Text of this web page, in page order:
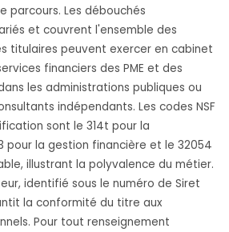
parcours. Les débouchés
et couvrent l'ensemble des
titulaires peuvent exercer en cabinet
financiers des PME et des
les administrations publiques ou
indépendants. Les codes NSF
sont le 314t pour la
pour la gestion financière et le 32054
illustrant la polyvalence du métier.
identifié sous le numéro de Siret
la conformité du titre aux
Pour tout renseignement